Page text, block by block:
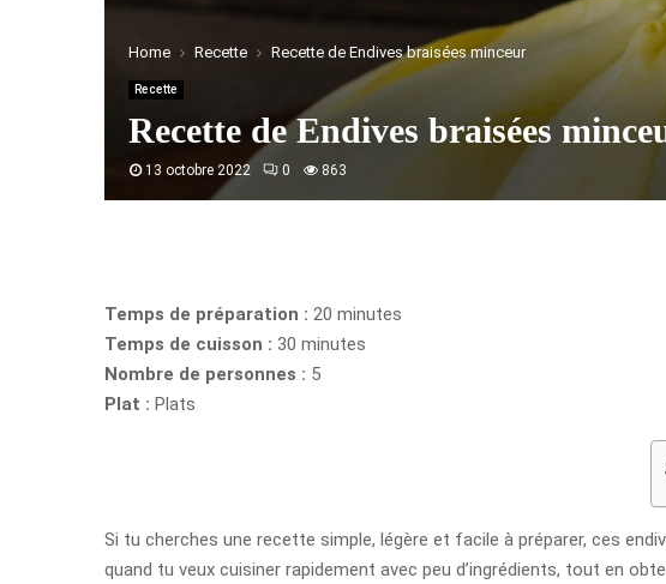
Home Recette Recette de Endives braisées minceur
Recette
Recette de Endives braisées
13 octobre 2022 0 863
Temps de préparation : 20 minutes
Temps de cuisson : 30 minutes
Nombre de personnes : 5
Plat : Plats
Si tu cherches une recette simple, légère et facile à préparer, ces
quand tu veux cuisiner rapidement avec peu d’ingrédients, tout en